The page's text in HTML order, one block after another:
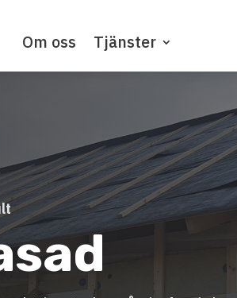
Om oss Tjänster